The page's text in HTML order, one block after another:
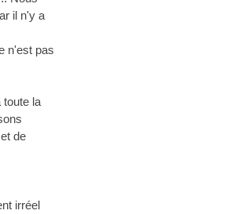
il n'y a
n'est pas
toute la
de
irréel